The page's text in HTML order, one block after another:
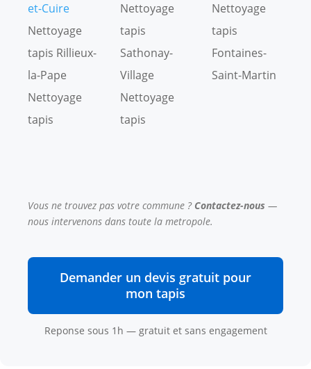
et-Cuire
Nettoyage
tapis Rillieux-
la-Pape
Nettoyage
tapis
Nettoyage
tapis
Sathonay-
Village
Nettoyage
tapis
Nettoyage
tapis
Fontaines-
Saint-Martin
Vous ne trouvez pas votre commune ? Contactez-nous —
nous intervenons dans toute la metropole.
Demander un devis gratuit pour
mon tapis
Reponse sous 1h — gratuit et sans engagement